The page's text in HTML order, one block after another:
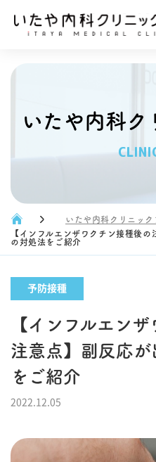
いたや内科ク
いたや内科クリニック
【インフルエンザワクチン接種後
の対処法をご紹介
予防接種
【インフルエン
注意点】副反応
をご紹介
2022.12.05